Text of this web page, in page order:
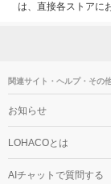
は、直接各ストアに
関連サイト・ヘルプ・その
お知らせ
LOHACOとは
AIチャットで質問する